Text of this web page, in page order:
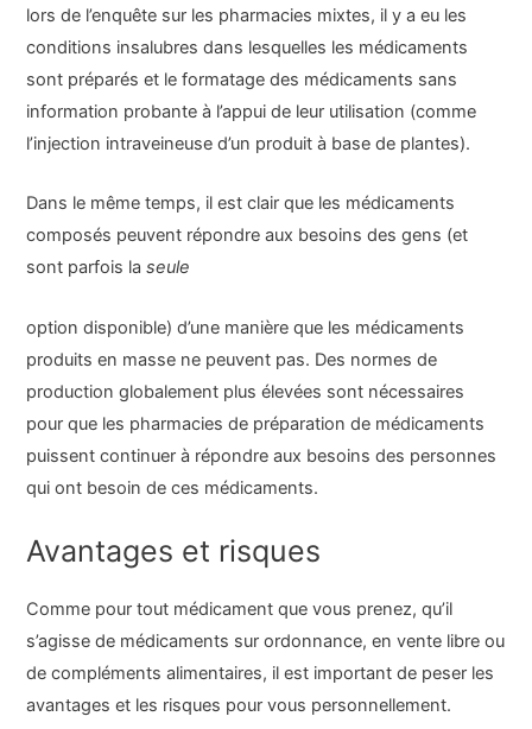
lors de l’enquête sur les pharmacies mixtes, il y a eu les
conditions insalubres dans lesquelles les médicaments
sont préparés et le formatage des médicaments sans
information probante à l’appui de leur utilisation (comme
l’injection intraveineuse d’un produit à base de plantes).
Dans le même temps, il est clair que les médicaments
composés peuvent répondre aux besoins des gens (et
sont parfois laseule
option disponible) d’une manière que les médicaments
produits en masse ne peuvent pas. Des normes de
production globalement plus élevées sont nécessaires
pour que les pharmacies de préparation de médicaments
puissent continuer à répondre aux besoins des personnes
qui ont besoin de ces médicaments.
Avantages et risques
Comme pour tout médicament que vous prenez, qu’il
s’agisse de médicaments sur ordonnance, en vente libre ou
de compléments alimentaires, il est important de peser les
avantages et les risques pour vous personnellement.